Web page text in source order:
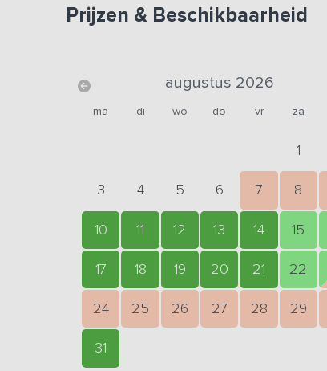
Prijzen & Beschikbaarheid
augustus 2026
ma di wo do vr za
1
3 4 5 6 7 8
10 11 12 13 14 15
17 18 19 20 21 22
24 25 26 27 28 29
31